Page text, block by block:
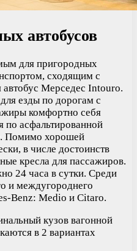
автобусов
для пригородных
сходящим с
автобус Мерседес Intouro.
езды по дорогам с
комфортно себя
по асфальтированной
Помимо хорошей
в числе достоинств
кресла для пассажиров.
24 часа в сутки. Среди
и междугороднего
Benz: Medio и Citaro.
кузов вагонной
в 2 вариантах